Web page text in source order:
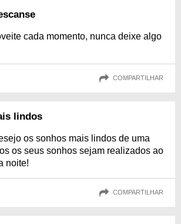
cada momento, nunca deixe algo
COMPARTILHAR
lindos
os sonhos mais lindos de uma
os seus sonhos sejam realizados ao
noite!
COMPARTILHAR